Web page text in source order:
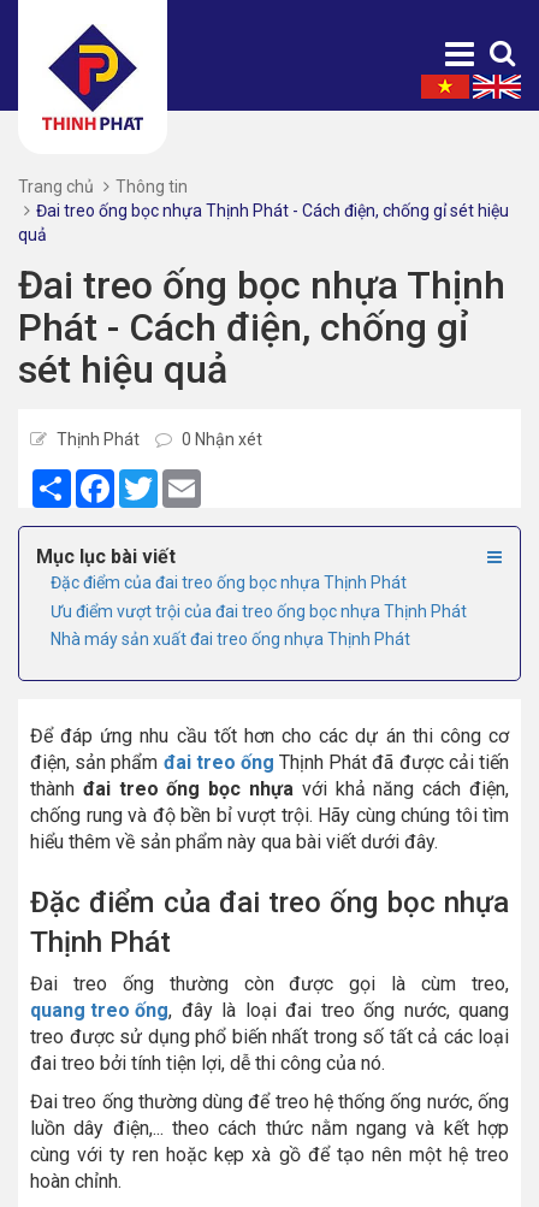
Trang chủ
Thông tin
Đai treo ống bọc nhựa Thịnh Phát - Cách điện, chống gỉ sét hiệu
quả
Đai treo ống bọc nhựa Thịnh
Phát - Cách điện, chống gỉ
sét hiệu quả
Thịnh Phát 0 Nhận xét
Share Facebook
Twitter
Mục lục bài viết
Đặc điểm của đai treo ống bọc nhựa Thịnh Phát
Ưu điểm vượt trội của đai treo ống bọc nhựa Thịnh Phát
Nhà máy sản xuất đai treo ống nhựa Thịnh Phát
Để đáp ứng nhu cầu tốt hơn cho các dự án thi công cơ
điện, sản phẩm đai treo ống Thịnh Phát đã được cải tiến
thành đai treo ống bọc nhựa với khả năng cách điện,
chống rung và độ bền bỉ vượt trội. Hãy cùng chúng tôi tìm
hiểu thêm về sản phẩm này qua bài viết dưới đây.
Đặc điểm của đai treo ống bọc nhựa
Thịnh Phát
Đai treo ống thường còn được gọi là cùm treo,
quang treo ống, đây là loại đai treo ống nước, quang
treo được sử dụng phổ biến nhất trong số tất cả các loại
đai treo bởi tính tiện lợi, dễ thi công của nó.
Đai treo ống thường dùng để treo hệ thống ống nước, ống
luồn dây điện,... theo cách thức nằm ngang và kết hợp
cùng với ty ren hoặc kẹp xà gồ để tạo nên một hệ treo
hoàn chỉnh.